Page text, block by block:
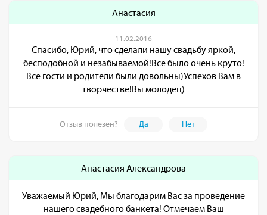
Анастасия
11.02.2016
Спасибо, Юрий, что сделали нашу свадьбу яркой,
бесподобной и незабываемой!Все было очень круто!
Все гости и родители были довольны)Успехов Вам в
творчестве!Вы молодец)
Отзыв полезен? Да Нет
Анастасия Александрова
Уважаемый Юрий, Мы благодарим Вас за проведение
нашего свадебного банкета! Отмечаем Ваш